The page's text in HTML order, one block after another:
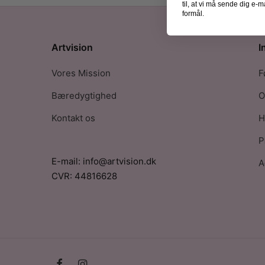
Artvision
Vores Mission
Bæredygtighed
Kontakt os
E-mail: info@artvision.dk
CVR: 44816628
til, at vi må sende dig e-
formål.